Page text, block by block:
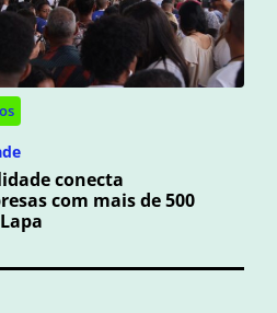
conecta
com mais de 500